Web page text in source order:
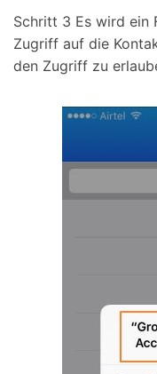
Schritt 3 Es wird ein
Zugriff auf die
den Zugriff zu